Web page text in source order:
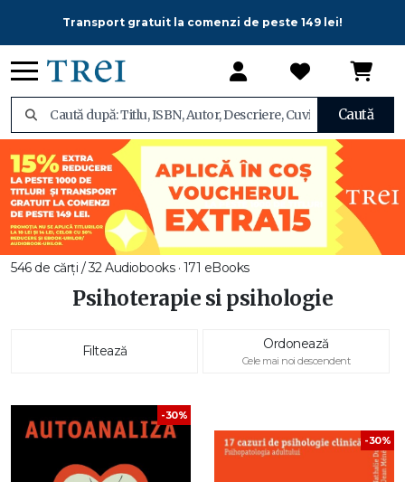
Transport gratuit la comenzi de peste 149 lei!
Caută
546 de cărți / 32 Audiobooks · 171 eBooks
Psihoterapie si psihologie
Filtează Ordonează
Cele mai noi descendent
-30%
-30%